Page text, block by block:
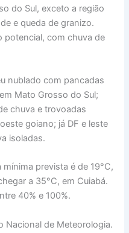
do Sul, exceto a região
e queda de granizo.
potencial, com chuva de
nublado com pancadas
Mato Grosso do Sul;
chuva e trovoadas
goiano; já DF e leste
isoladas.
prevista é de 19°C,
a 35°C, em Cuiabá.
40% e 100%.
Nacional de Meteorologia.